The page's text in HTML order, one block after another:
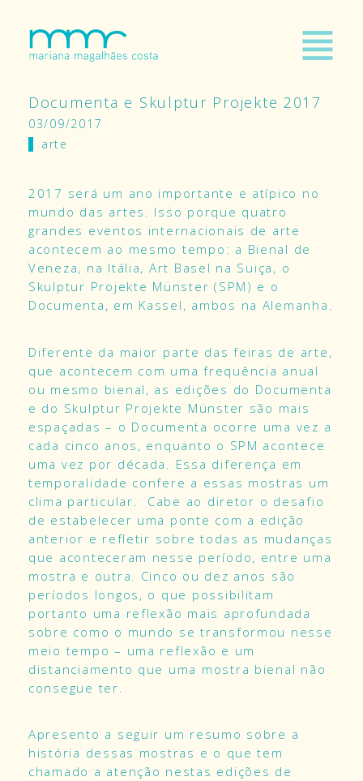
Documenta e Skulptur Projekte 2017
03/09/2017
arte
2017 será um ano importante e atípico no
mundo das artes. Isso porque quatro
grandes eventos internacionais de arte
acontecem ao mesmo tempo: a Bienal de
Veneza, na Itália, Art Basel na Suiça, o
Skulptur Projekte Münster (SPM) e o
Documenta, em Kassel, ambos na Alemanha.
Diferente da maior parte das feiras de arte,
que acontecem com uma frequência anual
ou mesmo bienal, as edições do Documenta
e do Skulptur Projekte Münster são mais
espaçadas – o Documenta ocorre uma vez a
cada cinco anos, enquanto o SPM acontece
uma vez por década. Essa diferença em
temporalidade confere a essas mostras um
clima particular. Cabe ao diretor o desafio
de estabelecer uma ponte com a edição
anterior e refletir sobre todas as mudanças
que aconteceram nesse período, entre uma
mostra e outra. Cinco ou dez anos são
períodos longos, o que possibilitam
portanto uma reflexão mais aprofundada
sobre como o mundo se transformou nesse
meio tempo – uma reflexão e um
distanciamento que uma mostra bienal não
consegue ter.
Apresento a seguir um resumo sobre a
história dessas mostras e o que tem
chamado a atenção nestas edições de